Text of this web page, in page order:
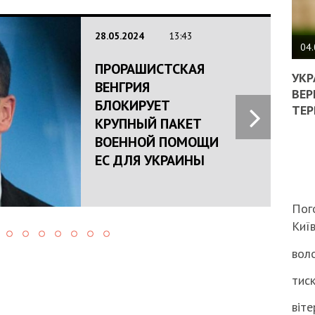
28.05.2024 13:43
ПРОРАШИСТСКАЯ
ВЕНГРИЯ
БЛОКИРУЕТ
КРУПНЫЙ ПАКЕТ
ВОЕННОЙ ПОМОЩИ
ЕС ДЛЯ УКРАИНЫ
НА
Київ